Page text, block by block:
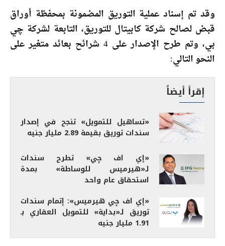
وقد تم إسناد عملية التوريق المضمونة بمحفظة أوراق
قبض لصالح شركة كابيتال للتوريق، التابعة لشركة چي
بي، وتم طرح الإصدار على 4 شرائح بعائد متغير على
النحو التالي:
إقرأ أيضاً
«تساهيل للتمويل» تنجح في إصدار
سندات توريق بقيمة 2.89 مليار جنيه
«إي اف چي» تطرح سندات
لـ«هيرميس للوساطة» بمدة
استحقاق عام واحد
«إي اف چي هيرميس»: إتمام سندات
توريق لـ«بداية» للتمويل العقاري بـ
1.91 مليار جنيه